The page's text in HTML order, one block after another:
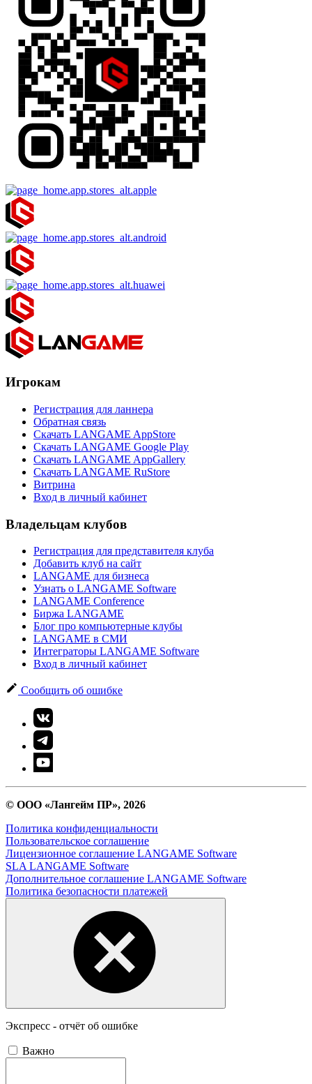
Игрокам
Регистрация для ланнера
Обратная связь
Скачать LANGAME AppStore
Скачать LANGAME Google Play
Скачать LANGAME AppGallery
Скачать LANGAME RuStore
Витрина
Вход в личный кабинет
Владельцам клубов
Регистрация для представителя клуба
Добавить клуб на сайт
LANGAME для бизнеса
Узнать о LANGAME Software
LANGAME Conference
Биржа LANGAME
Блог про компьютерные клубы
LANGAME в СМИ
Интеграторы LANGAME Software
Вход в личный кабинет
Сообщить об ошибке
© ООО «Лангейм ПР», 2026
Политика конфиденциальности
Пользовательское соглашение
Лицензионное соглашение LANGAME Software
SLA LANGAME Software
Дополнительное соглашение LANGAME Software
Политика безопасности платежей
Экспресс - отчёт об ошибке
Важно